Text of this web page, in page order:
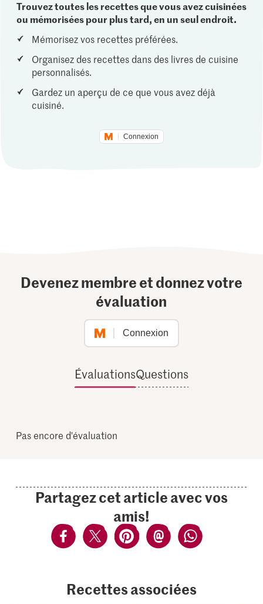
Trouvez toutes les recettes que vous avez cuisinées
ou mémorisées pour plus tard, en un seul endroit.
Mémorisez vos recettes préférées.
Organisez des recettes dans des livres de cuisine
personnalisés.
Gardez un aperçu de ce que vous avez déjà
cuisiné.
Connexion
Devenez membre et donnez votre
évaluation
Connexion
ÉvaluationsQuestions
Pas encore d'évaluation
Partagez cet article avec vos
amis!
Recettes associées